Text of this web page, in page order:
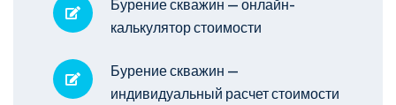
Бурение скважин — онлайн-
калькулятор стоимости
Бурение скважин —
индивидуальный расчет стоимости